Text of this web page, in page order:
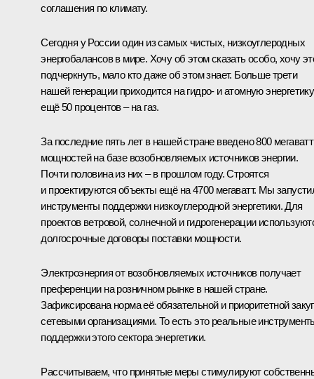
соглашения по климату.
Сегодня у России один из самых чистых, низкоуглеродных
энергобалансов в мире. Хочу об этом сказать особо, хочу
подчеркнуть, мало кто даже об этом знает. Больше трети
нашей генерации приходится на гидро- и атомную
ещё 50 процентов – на газ.
За последние пять лет в нашей стране введено 800 мегаватт
мощностей на базе возобновляемых источников энергии.
Почти половина из них – в прошлом году. Строятся
и проектируются объекты ещё на 4700 мегаватт. Мы
инструменты поддержки низкоуглеродной энергетики. Для
проектов ветровой, солнечной и гидрогенерации
долгосрочные договоры поставки мощности.
Электроэнергия от возобновляемых источников получает
преференции на розничном рынке в нашей стране.
Зафиксирована норма её обязательной и приоритетной
сетевыми организациями. То есть это реальные
поддержки этого сектора энергетики.
Рассчитываем, что принятые меры стимулируют